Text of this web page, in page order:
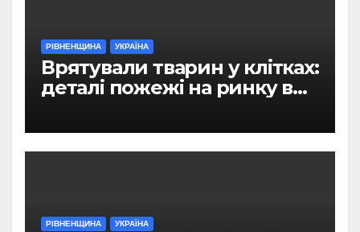
РІВНЕНЩИНА УКРАЇНА
Врятували тварин у клітках:
деталі пожежі на ринку в
РІВНЕНЩИНА УКРАЇНА